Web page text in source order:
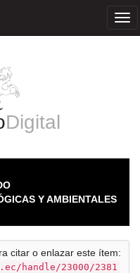
Digital
Y AMBIENTALES
citar o enlazar este ítem:
handle/23000/2381